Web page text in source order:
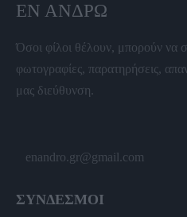
ΕΝ ΆΝΔΡΩ
Όσοι φίλοι θέλουν, μπορούν να
φωτογραφίες, παρατηρήσεις,
μας διεύθυνση.
enandro.gr@gmail.com
ΣΥΝΔΕΣΜΟΙ